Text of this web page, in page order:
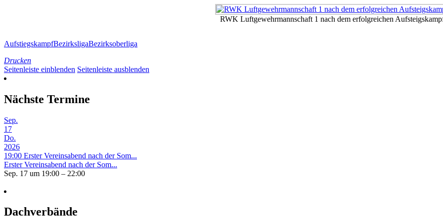
RWK Luftgewehrmannschaft 1 nach dem erfolgreichen
AufstiegskampfBezirksligaBezirksoberliga
Drucken
Seitenleiste einblenden Seitenleiste ausblenden
Nächste Termine
Sep.
17
Do.
2026
19:00 Erster Vereinsabend nach der Som...
Erster Vereinsabend nach der Som...
Sep. 17 um 19:00 – 22:00
Dachverbände